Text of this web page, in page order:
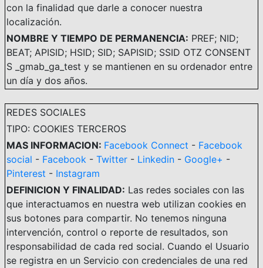
con la finalidad que darle a conocer nuestra
localización.
NOMBRE Y TIEMPO DE PERMANENCIA: PREF; NID;
BEAT; APISID; HSID; SID; SAPISID; SSID OTZ CONSENT
S _gmab_ga_test y se mantienen en su ordenador entre
un día y dos años.
REDES SOCIALES
TIPO: COOKIES TERCEROS
MAS INFORMACION: Facebook Connect - Facebook
social - Facebook - Twitter - Linkedin - Google+ -
Pinterest - Instagram
DEFINICION Y FINALIDAD: Las redes sociales con las
que interactuamos en nuestra web utilizan cookies en
sus botones para compartir. No tenemos ninguna
intervención, control o reporte de resultados, son
responsabilidad de cada red social. Cuando el Usuario
se registra en un Servicio con credenciales de una red